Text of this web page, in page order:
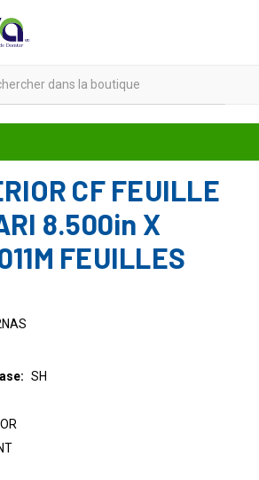
CF FEUILLE
8.500in X
FEUILLES
SH